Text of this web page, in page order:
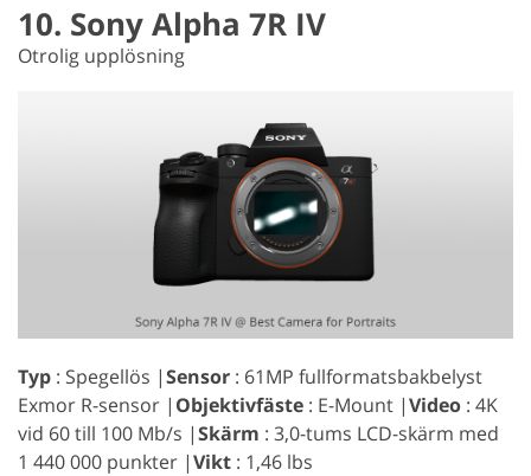
10. Sony Alpha 7R IV
Otrolig upplösning
Typ : Spegellös |Sensor : 61MP fullformatsbakbelyst
Exmor R-sensor | Objektivfäste : E-Mount |Video : 4K
vid 60 till 100 Mb/s |Skärm : 3,0-tums LCD-skärm med
1 440 000 punkter |Vikt : 1,46 lbs